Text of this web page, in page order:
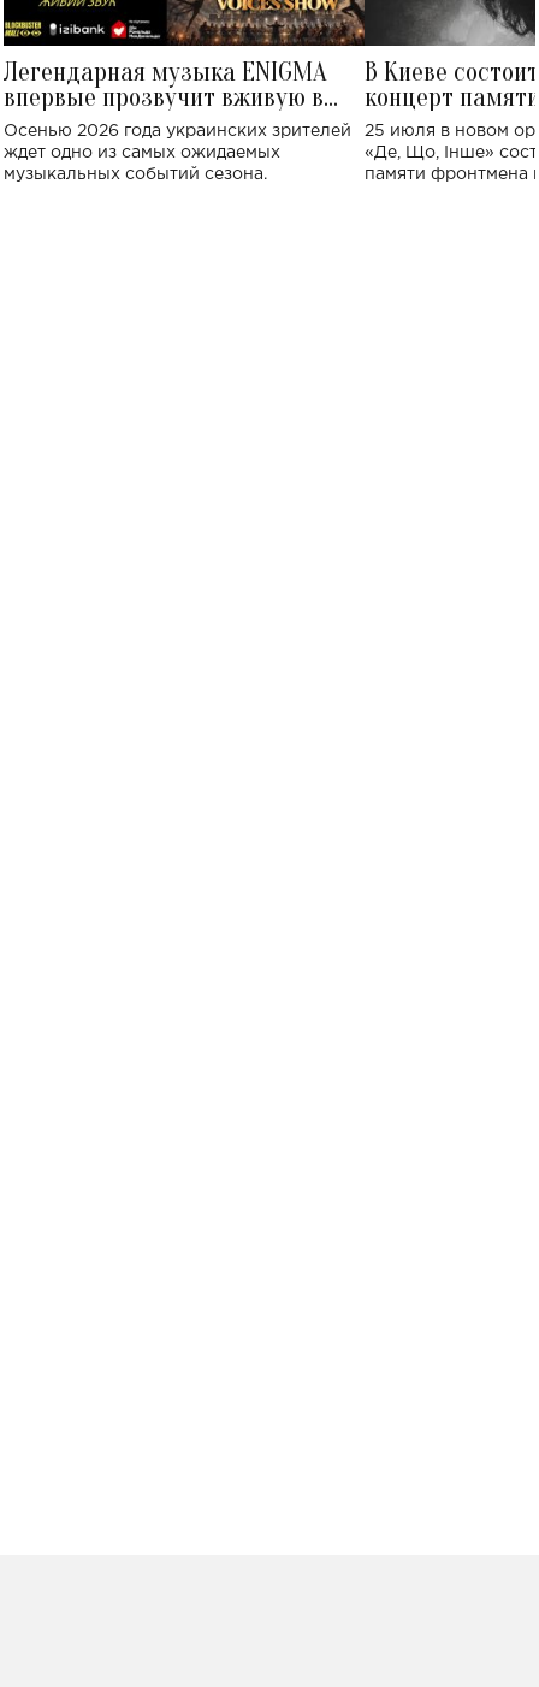
Легендарная музыка ENIGMA
впервые прозвучит вживую в
Украине: где состоится концерт
Осенью 2026 года украинских зрителей
ждет одно из самых ожидаемых
музыкальных событий сезона.
В Киеве
концерт
Клименко:
исполнят песни
25 июля в новом
«Де, Що, Інше»
памяти фронтмена